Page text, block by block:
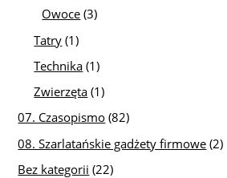
Owoce (3)
Tatry (1)
Technika (1)
Zwierzęta (1)
07. Czasopismo (82)
08. Szarlatańskie gadżety firmowe (2)
Bez kategorii (22)